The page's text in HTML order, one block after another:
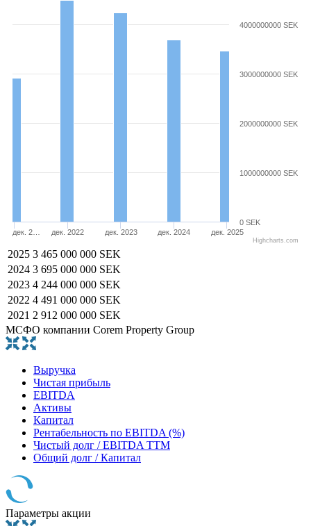
дек. 2… дек. 2022 дек. 2023 дек. 2024 дек. 2025
0 SEK
1000000000 SEK
2000000000 SEK
3000000000 SEK
4000000000 SEK
Highcharts.com
2025 3 465 000 000 SEK
2024 3 695 000 000 SEK
2023 4 244 000 000 SEK
2022 4 491 000 000 SEK
2021 2 912 000 000 SEK
МСФО компании Corem Property Group
Выручка
Чистая прибыль
EBITDA
Активы
Капитал
Рентабельность по EBITDA (%)
Чистый долг / EBITDA TTM
Общий долг / Капитал
Параметры акции